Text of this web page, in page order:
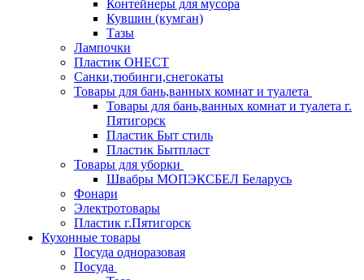
Контейнеры для мусора
Кувшин (кумган)
Тазы
Лампочки
Пластик ОНЕСТ
Санки,тюбинги,снегокаты
Товары для бань,ванных комнат и туалета
Товары для бань,ванных комнат и туалета г.
Пятигорск
Пластик Быт стиль
Пластик Бытпласт
Товары для уборки
Швабры МОПЭКСБЕЛ Беларусь
Фонари
Электротовары
Пластик г.Пятигорск
Кухонные товары
Посуда одноразовая
Посуда